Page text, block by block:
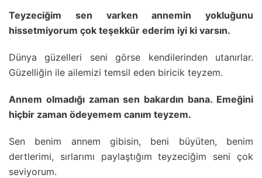
Teyzeciğim sen varken annemin yokluğunu
hissetmiyorum çok teşekkür ederim iyi ki varsın.
Dünya güzelleri seni görse kendilerinden utanırlar.
Güzelliğin ile ailemizi temsil eden biricik teyzem.
Annem olmadığı zaman sen bakardın bana. Emeğini
hiçbir zaman ödeyemem canım teyzem.
Sen benim annem gibisin, beni büyüten, benim
dertlerimi, sırlarımı paylaştığım teyzeciğim seni çok
seviyorum.